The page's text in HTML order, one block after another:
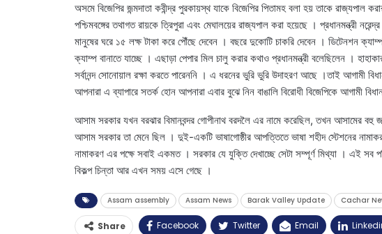
অসমে বিজেপির জন্মদাতা কবীন্দ্র পুরকায়স্থ যাকে বিজেপির পিতামহ বলা হয় তাকে
পশ্চিমবঙ্গের তথাগত রায়কে ত্রিপুরা এবং মেঘালয়ের রাজ্যপাল করা হয়েছে । প্রধানমন্ত্রী
মানুষের ঘরে ১৫ লক্ষ টাকা করে পৌঁছে দেবেন । বছরে দুকোটি চাকরি দেবেন । ডিটেনশন
ক্যাম্প বানাতে যাচ্ছে । এছাড়া পেপার মিল চালু করার কথাও প্রধানমন্ত্রী বলেছিলেন ।
সর্বানন্দ সোনোয়াল রক্ষা করতে পারেননি । এ ধরনের ভুরি ভুরি উদাহরণ আছে ।তাই আগামী
আপনারা এ ব্যাপারে সতর্ক হোন আপনারা এবার বুঝে নিন বাঙালি বিরোধী বিজেপিকে আগামী
আসাম সরকার যখন বরঝার বিমানবন্দর গোপীনাথ বরদলৈ এর নামে করেছিল, তখন আসামের
আসাম সরকার তা মেনে ছিল । দুই-একটি ভাষাগোষ্ঠীর আপত্তিতে ভাষা শহীদ স্টেশনের
নামাকরণ এর পক্ষে সবাই একমত । সরকার যে যুক্তি দেখাচ্ছে সেটা সম্পূর্ণ মিথ্যা । এই সব
বিকল্প চিন্তা আর এখন সময় এসে গেছে ।
Assam assembly Assam News Barak Valley Update Cachar
Share Facebook Twitter Email